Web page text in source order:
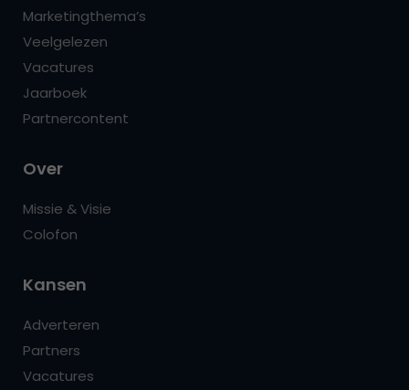
Marketingthema’s
Veelgelezen
Vacatures
Jaarboek
Partnercontent
Over
Missie & Visie
Colofon
Kansen
Adverteren
Partners
Vacatures